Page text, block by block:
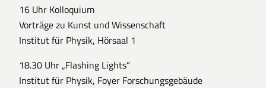
16 Uhr Kolloquium
Vorträge zu Kunst und Wissenschaft
Institut für Physik, Hörsaal 1
18.30 Uhr „Flashing Lights“
Institut für Physik, Foyer Forschungsgebäude